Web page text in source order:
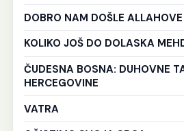
DOBRO NAM DOŠLE
KOLIKO JOŠ DO DOLASKA
ČUDESNA BOSNA: DUHOVNE
HERCEGOVINE
VATRA